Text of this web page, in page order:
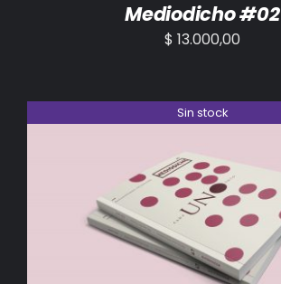
Mediodicho #02
$ 13.000,00
Sin stock
DETALLES